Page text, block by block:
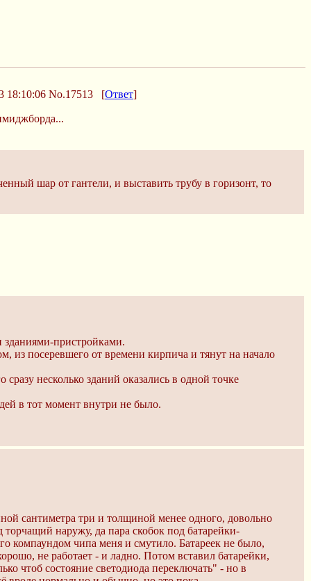
18:10:06 No.17513 [Ответ]
шар от гантели, и выставить трубу в горизонт, то
зданиями-пристройками.
из посеревшего от времени кирпича и тянут на начало
несколько зданий оказались в одной точке
в тот момент внутри не было.
сантиметра три и толщиной менее одного, довольно
наружу, да пара скобок под батарейки-
компаундом чипа меня и смутило. Батареек не было,
не работает - и ладно. Потом вставил батарейки,
чтоб состояние светодиода переключать" - но в